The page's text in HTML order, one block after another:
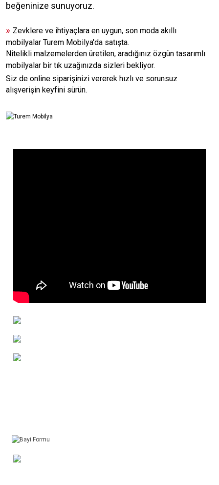
beğeninize sunuyoruz.
» Zevklere ve ihtiyaçlara en uygun, son moda akıllı
mobilyalar Turem Mobilya'da satışta.
Nitelikli malzemelerden üretilen, aradığınız özgün tasarımlı
mobilyalar bir tık uzağınızda sizleri bekliyor.
Siz de online siparişinizi vererek hızlı ve sorunsuz
alışverişin keyfini sürün.